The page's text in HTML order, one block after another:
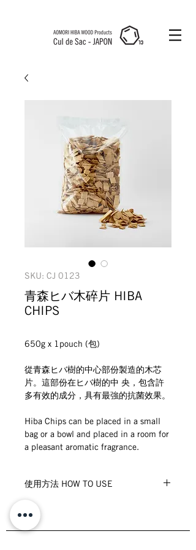
SKU: CJ 0123
青森ヒバ木碎片 HIBA
CHIPS
650g x 1pouch (包)
從青森ヒバ樹的中心部份製造的木芯
片。這部份在ヒバ樹的中 央，包含許
多有效的成分，具有最強的抗菌效果。
Hiba Chips can be placed in a small
bag or a bowl and placed in a room for
a pleasant aromatic fragrance.
使用方法 HOW TO USE
將ヒバ木片放在容器或袋子裡。隨著青
森ヒバ木碎片的香氣開 始消失,可添加
幾滴青森ヒバ木油到木片上。